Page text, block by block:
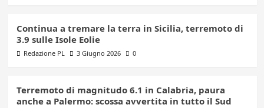
Continua a tremare la terra in Sicilia, terremoto di
3.9 sulle Isole Eolie
Redazione PL 3 Giugno 2026 0
Terremoto di magnitudo 6.1 in Calabria, paura
anche a Palermo: scossa avvertita in tutto il Sud